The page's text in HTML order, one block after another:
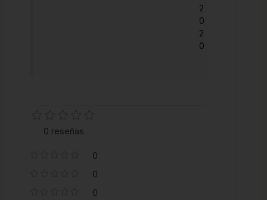
2
0
2
0
0 reseñas
0
0
0